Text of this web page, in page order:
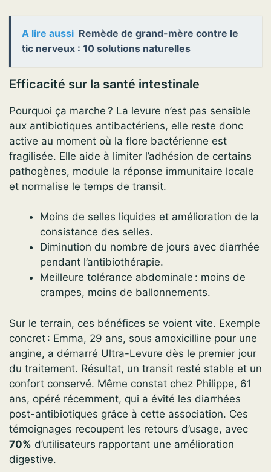
A lire aussi Remède de grand-mère contre le
tic nerveux : 10 solutions naturelles
Efficacité sur la santé intestinale
Pourquoi ça marche ? La levure n’est pas sensible
aux antibiotiques antibactériens, elle reste donc
active au moment où la flore bactérienne est
fragilisée. Elle aide à limiter l’adhésion de certains
pathogènes, module la réponse immunitaire locale
et normalise le temps de transit.
Moins de selles liquides et amélioration de la
consistance des selles.
Diminution du nombre de jours avec diarrhée
pendant l’antibiothérapie.
Meilleure tolérance abdominale : moins de
crampes, moins de ballonnements.
Sur le terrain, ces bénéfices se voient vite. Exemple
concret : Emma, 29 ans, sous amoxicilline pour une
angine, a démarré Ultra-Levure dès le premier jour
du traitement. Résultat, un transit resté stable et un
confort conservé. Même constat chez Philippe, 61
ans, opéré récemment, qui a évité les diarrhées
post-antibiotiques grâce à cette association. Ces
témoignages recoupent les retours d’usage, avec
70% d’utilisateurs rapportant une amélioration
digestive.